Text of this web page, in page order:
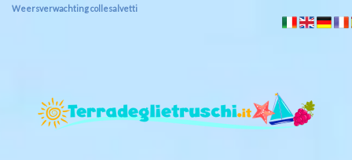
Weersverwachting collesalvetti